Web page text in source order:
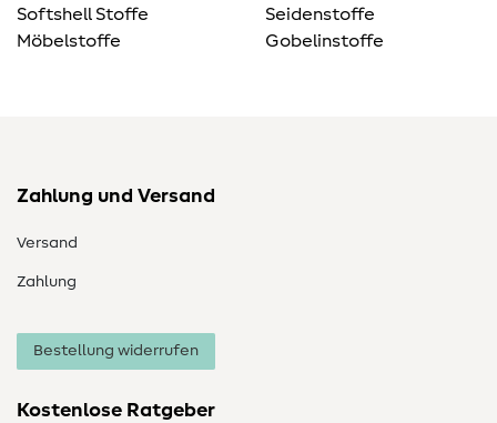
Softshell Stoffe
Möbelstoffe
Seidenstoffe
Gobelinstoffe
Zahlung und Versand
Versand
Zahlung
Bestellung widerrufen
Kostenlose Ratgeber